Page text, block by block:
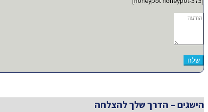
הישגים – הדרך שלך להצלחה